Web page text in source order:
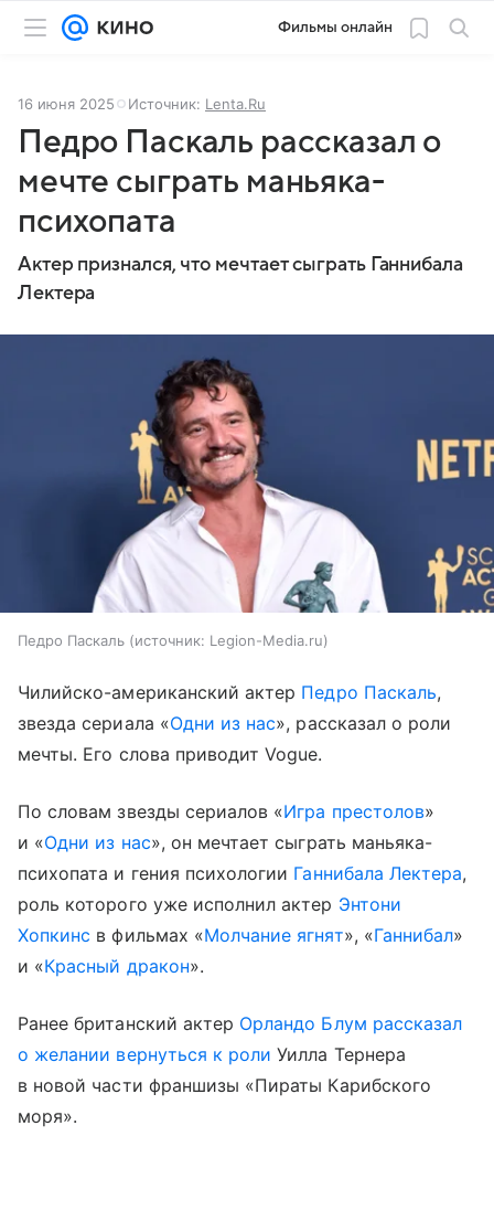
Фильмы онлайн
16 июня 2025 Источник: Lenta.Ru
Педро Паскаль рассказал о
мечте сыграть маньяка-
психопата
Актер признался, что мечтает сыграть Ганнибала
Лектера
Педро Паскаль источник: Legion-Media.ru
Чилийско-американский актер Педро Паскаль,
звезда сериала «Одни из нас», рассказал о роли
мечты. Его слова приводит Vogue.
По словам звезды сериалов «Игра престолов»
и «Одни из нас», он мечтает сыграть маньяка-
психопата и гения психологии Ганнибала Лектера,
роль которого уже исполнил актер Энтони
Хопкинс в фильмах «Молчание ягнят», «Ганнибал»
и «Красный дракон».
Ранее британский актер Орландо Блум рассказал
о желании вернуться к роли Уилла Тернера
в новой части франшизы «Пираты Карибского
моря».